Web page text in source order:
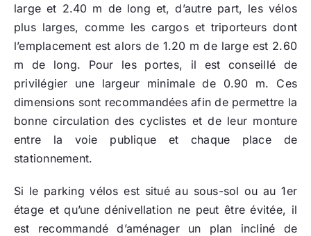
large et 2.40 m de long et, d’autre part, les vélos
plus larges, comme les cargos et triporteurs dont
l’emplacement est alors de 1.20 m de large est 2.60
m de long. Pour les portes, il est conseillé de
privilégier une largeur minimale de 0.90 m. Ces
dimensions sont recommandées afin de permettre la
bonne circulation des cyclistes et de leur monture
entre la voie publique et chaque place de
stationnement.
Si le parking vélos est situé au sous-sol ou au 1er
étage et qu’une dénivellation ne peut être évitée, il
est recommandé d’aménager un plan incliné de